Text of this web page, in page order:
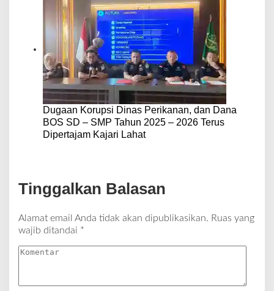
Dugaan Korupsi Dinas Perikanan, dan Dana
BOS SD – SMP Tahun 2025 – 2026 Terus
Dipertajam Kajari Lahat
Tinggalkan Balasan
Alamat email Anda tidak akan dipublikasikan. Ruas yang
wajib ditandai *